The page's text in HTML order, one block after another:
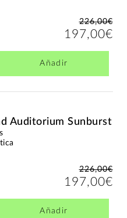
226,00€
197,00€
Añadir
Auditorium Sunburst
226,00€
197,00€
Añadir